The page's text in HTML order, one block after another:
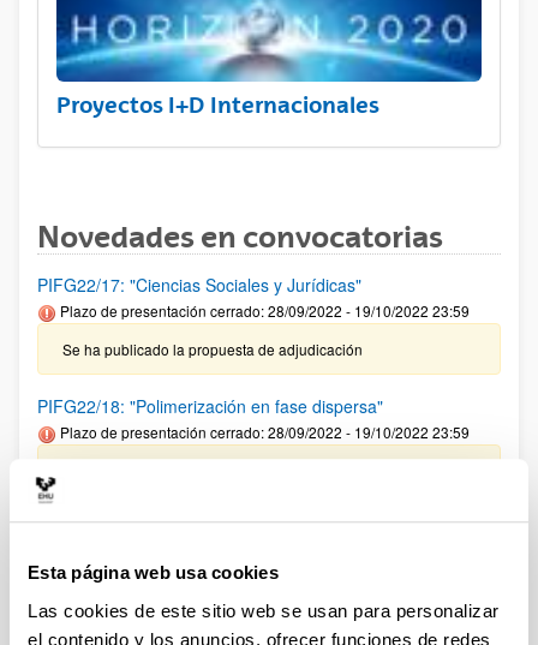
Esta página web usa cookies
Las cookies de este sitio web se usan para personalizar
el contenido y los anuncios, ofrecer funciones de redes
Proyectos I+D Internacionales
Novedades en convocatorias
PIFG22/17: "Ciencias Sociales y Jurídicas"
Plazo de presentación cerrado: 28/09/2022 - 19/10/2022 23:59
Se ha publicado la propuesta de adjudicación
PIFG22/18: "Polimerización en fase dispersa"
Plazo de presentación cerrado: 28/09/2022 - 19/10/2022 23:59
PIFG22/15: “Microbiología: Bioquímica y Biología Molecular”